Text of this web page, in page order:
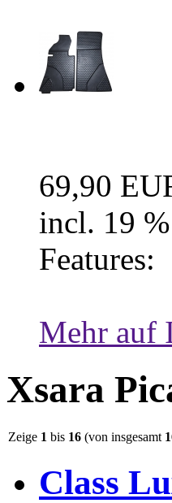
69,90
incl. 19
Features:
Mehr auf
Xsara
Zeige 1 bis 16 (von insgesamt
Class